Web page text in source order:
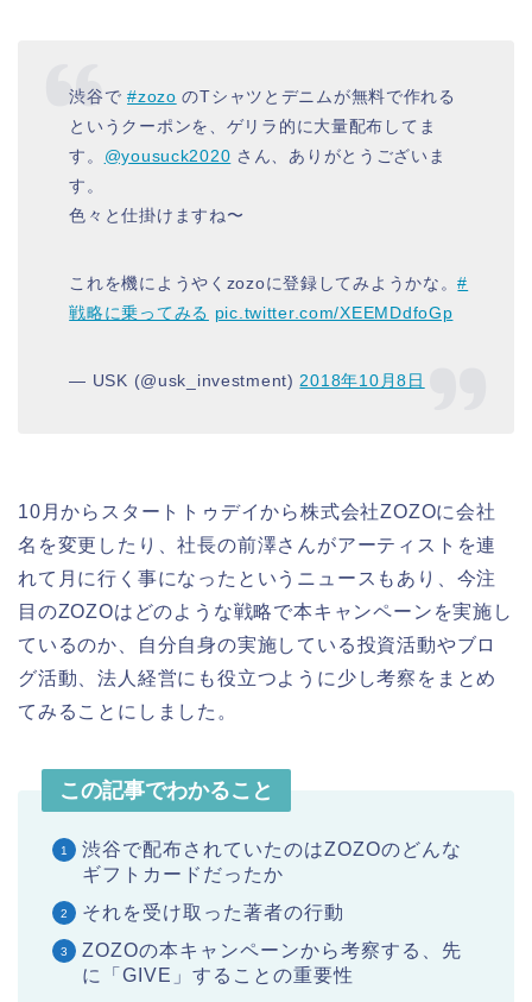
渋谷で#zozo のTシャツとデニムが無料で作れる
というクーポンを、ゲリラ的に大量配布してま
す。 @yousuck2020 さん、ありがとうございま
す。
色々と仕掛けますね〜
これを機にようやくzozoに登録してみようかな。#
戦略に乗ってみる pic.twitter.com/XEEMDdfoGp
— USK (@usk_investment) 2018年10月8日
10月からスタートトゥデイから株式会社ZOZOに会社
名を変更したり、社長の前澤さんがアーティストを連
れて月に行く事になったというニュースもあり、今注
目のZOZOはどのような戦略で本キャンペーンを実施し
ているのか、自分自身の実施している投資活動やブロ
グ活動、法人経営にも役立つように少し考察をまとめ
てみることにしました。
この記事でわかること
渋谷で配布されていたのはZOZOのどんな
ギフトカードだったか
それを受け取った著者の行動
ZOZOの本キャンペーンから考察する、先
に「GIVE」することの重要性